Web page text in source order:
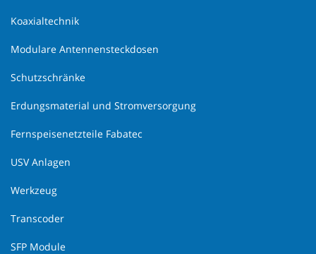
Koaxialtechnik
Modulare Antennensteckdosen
Schutzschränke
Erdungsmaterial und Stromversorgung
Fernspeisenetzteile Fabatec
USV Anlagen
Werkzeug
Transcoder
SFP Module